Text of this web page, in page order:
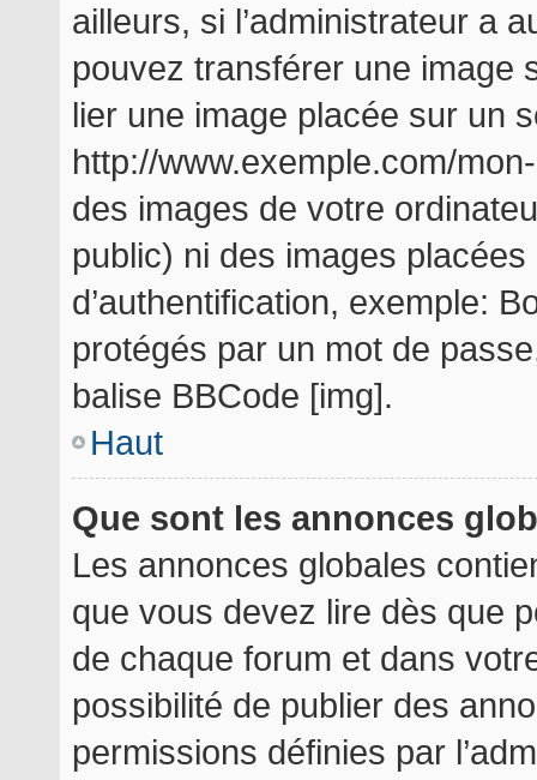
ailleurs, si l’administrateur a
pouvez transférer une image
lier une image placée sur un
http://www.exemple.com/
des images de votre
public) ni des images
d’authentification, exemple:
protégés par un mot de
balise BBCode [img].
Haut
Que sont les annonces
Les annonces globales
que vous devez lire dès que
de chaque forum et dans
possibilité de publier des
permissions définies par